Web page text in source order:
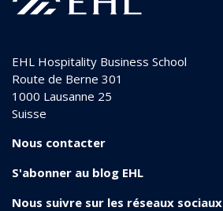
EHL Hospitality Business School
Route de Berne 301
1000 Lausanne 25
Suisse
Nous contacter
S'abonner au blog EHL
Nous suivre sur les réseaux sociaux